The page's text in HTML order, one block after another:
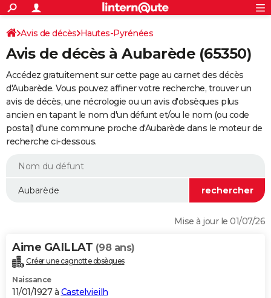
ACTUALITÉS
Politique
Société
Faits Divers
Education
Monde
Villes
+
SPORT
Coupe du monde 2026
Football
Tennis
Cyclisme
Rugby
Forum
Programme TV
TNT
Streaming
Cinéma
Sorties cinéma
Musique
+
FINANCE
Retraite
Impôts
Epargne
Immobilier
Risques naturels par ville
Banque
Assurance
Crédit
AUTO
Essais
Réserver un essai
Citadines
Berlines
SUV
Forum auto
+HIGH-TECH
BRICOLAGE
WEEK-END
Alimentation
Guide de la santé
Maladies
Médicaments
Sommeil
VOYAGE
Destinations
City break
Voyage nature
Voyage de noces
Forum
Climat
+PHOTO
S'inscrire
Connexion
Avis de décès Hautes-Pyrénées
Avis de décès à Aubarède (65350)
Accédez gratuitement sur cette page au carnet des décès
d'Aubarède. Vous pouvez affiner votre recherche, trouver un
avis de décès, une nécrologie ou un avis d'obsèques plus
ancien en tapant le nom d'un défunt et/ou le nom (ou code
postal) d'une commune proche d'Aubarède dans le moteur de
recherche ci-dessous.
Mise à jour le 01/07/26
Aime GAILLAT (98 ans)
Créer une cagnotte obsèques
Naissance
11/01/1927 à Castelvieilh